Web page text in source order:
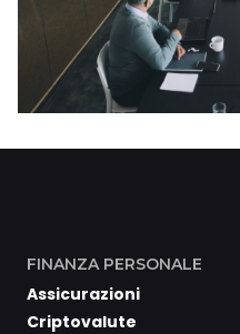
FINANZA PERSONALE
Assicurazioni
Criptovalute